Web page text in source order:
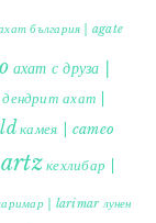
българия | agate
ахат с друза |
дендрит ахат |
камея | cameo
кехлибар |
| larimar лунен